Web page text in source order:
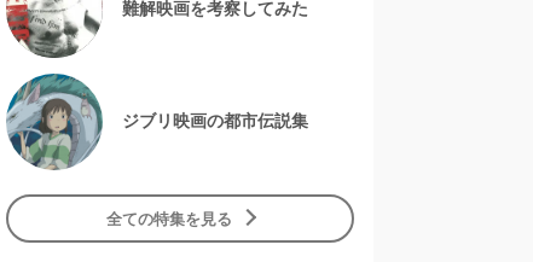
難解映画を考察してみた
ジブリ映画の都市伝説集
全ての特集を見る